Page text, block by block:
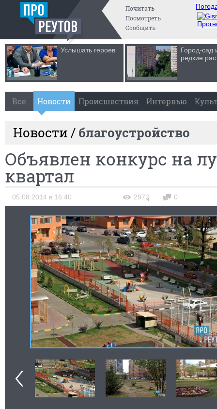
Почитать
Посмотреть
Сообщить
Услышать героев
Город-сад
редкие
Все Новости Происшествия Интервью
Новости / благоустройство
Объявлен конкурс на
квартал
05.08.2014 в 16:40 2972 0